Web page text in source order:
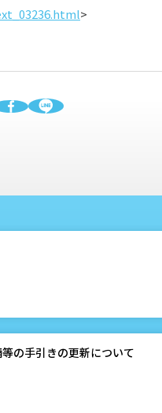
>
の手引きの更新について